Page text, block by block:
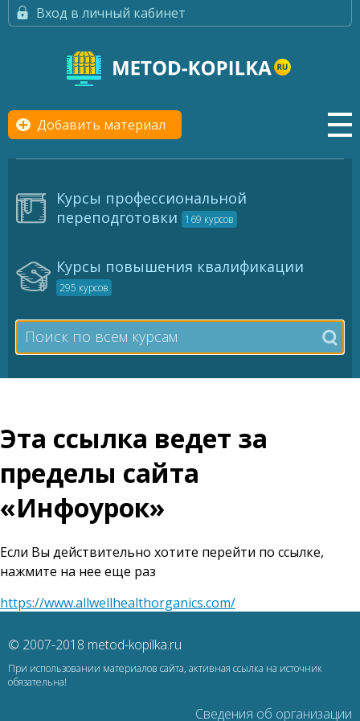
Вход в личный кабинет
Добавить материал
Курсы профессиональной
переподготовки
169 курсов
Курсы повышения квалификации
295 курсов
Эта ссылка ведет за
пределы сайта
«Инфоурок»
Если Вы действительно хотите перейти по ссылке,
нажмите на нее еще раз
https://www.allwellhealthorganics.com/
© 2007-2018 metod-kopilka.ru
При использовании материалов сайта, активная ссылка на источник
обязательна!
Сведения об организации